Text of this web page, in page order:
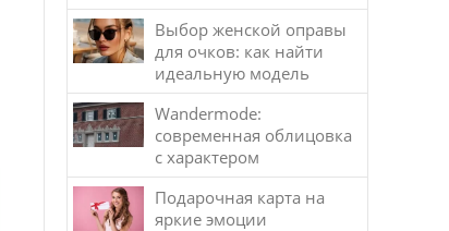
Выбор женской оправы
для очков: как найти
идеальную модель
Wandermode:
современная облицовка
с характером
Подарочная карта на
яркие эмоции